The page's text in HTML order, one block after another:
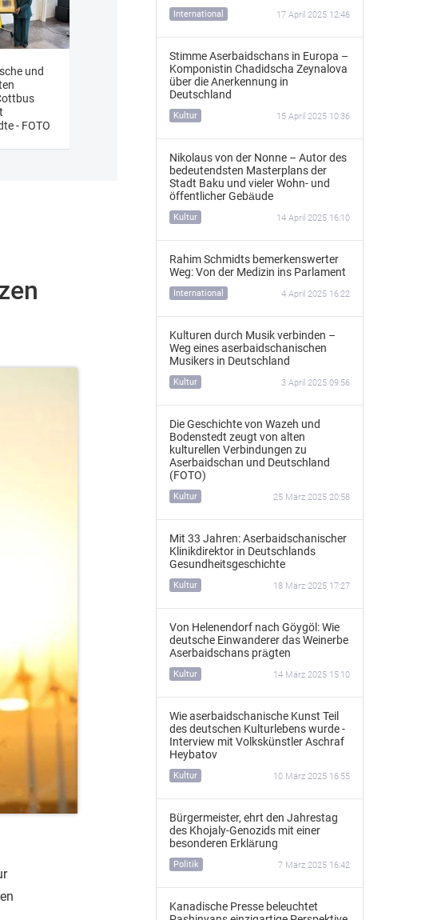
und
- FOTO
International 17 April 2025 12:46
Stimme Aserbaidschans in Europa –
Komponistin Chadidscha Zeynalova
über die Anerkennung in
Deutschland
Kultur 15 April 2025 10:36
Nikolaus von der Nonne – Autor des
bedeutendsten Masterplans der
Stadt Baku und vieler Wohn- und
öffentlicher Gebäude
Kultur 14 April 2025 16:10
Rahim Schmidts bemerkenswerter
Weg: Von der Medizin ins Parlament
International 4 April 2025 16:22
Kulturen durch Musik verbinden –
Weg eines aserbaidschanischen
Musikers in Deutschland
Kultur 3 April 2025 09:56
Die Geschichte von Wazeh und
Bodenstedt zeugt von alten
kulturellen Verbindungen zu
Aserbaidschan und Deutschland
(FOTO)
Kultur 25 März 2025 20:58
Mit 33 Jahren: Aserbaidschanischer
Klinikdirektor in Deutschlands
Gesundheitsgeschichte
Kultur 18 März 2025 17:27
Von Helenendorf nach Göygöl: Wie
deutsche Einwanderer das Weinerbe
Aserbaidschans prägten
Kultur 14 März 2025 15:10
Wie aserbaidschanische Kunst Teil
des deutschen Kulturlebens wurde -
Interview mit Volkskünstler Aschraf
Heybatov
Kultur 10 März 2025 16:55
Bürgermeister, ehrt den Jahrestag
des Khojaly-Genozids mit einer
besonderen Erklärung
Politik 7 März 2025 16:42
Kanadische Presse beleuchtet